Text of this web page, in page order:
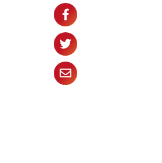
Partager
Partager
sur
Facebook
Partager
sur
Partager